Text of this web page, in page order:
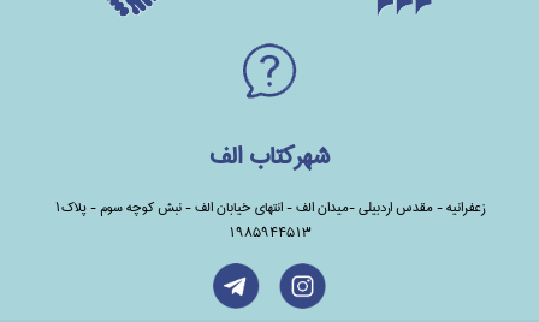
شهرکتاب الف
زعفرانیه - مقدس اردبیلی -میدان الف - انتهای خیابان الف - نبش کوچه سوم - پلاک1
1985944513